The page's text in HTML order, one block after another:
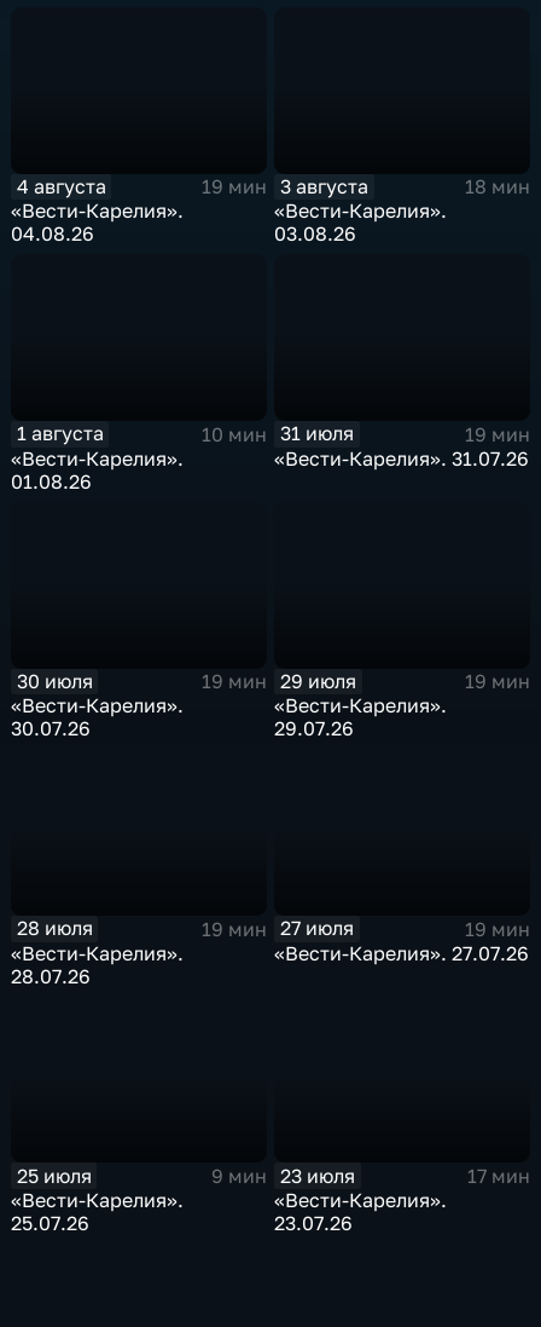
4 августа
19 мин
«Вести-Карелия».
04.08.26
3 августа
18 мин
«Вести-Карелия».
03.08.26
1 августа
10 мин
«Вести-Карелия».
01.08.26
31 июля
19 мин
«Вести-Карелия». 31.07.26
30 июля
19 мин
«Вести-Карелия».
30.07.26
29 июля
19 мин
«Вести-Карелия».
29.07.26
28 июля
19 мин
«Вести-Карелия».
28.07.26
27 июля
19 мин
«Вести-Карелия». 27.07.26
25 июля
9 мин
«Вести-Карелия».
25.07.26
23 июля
17 мин
«Вести-Карелия».
23.07.26